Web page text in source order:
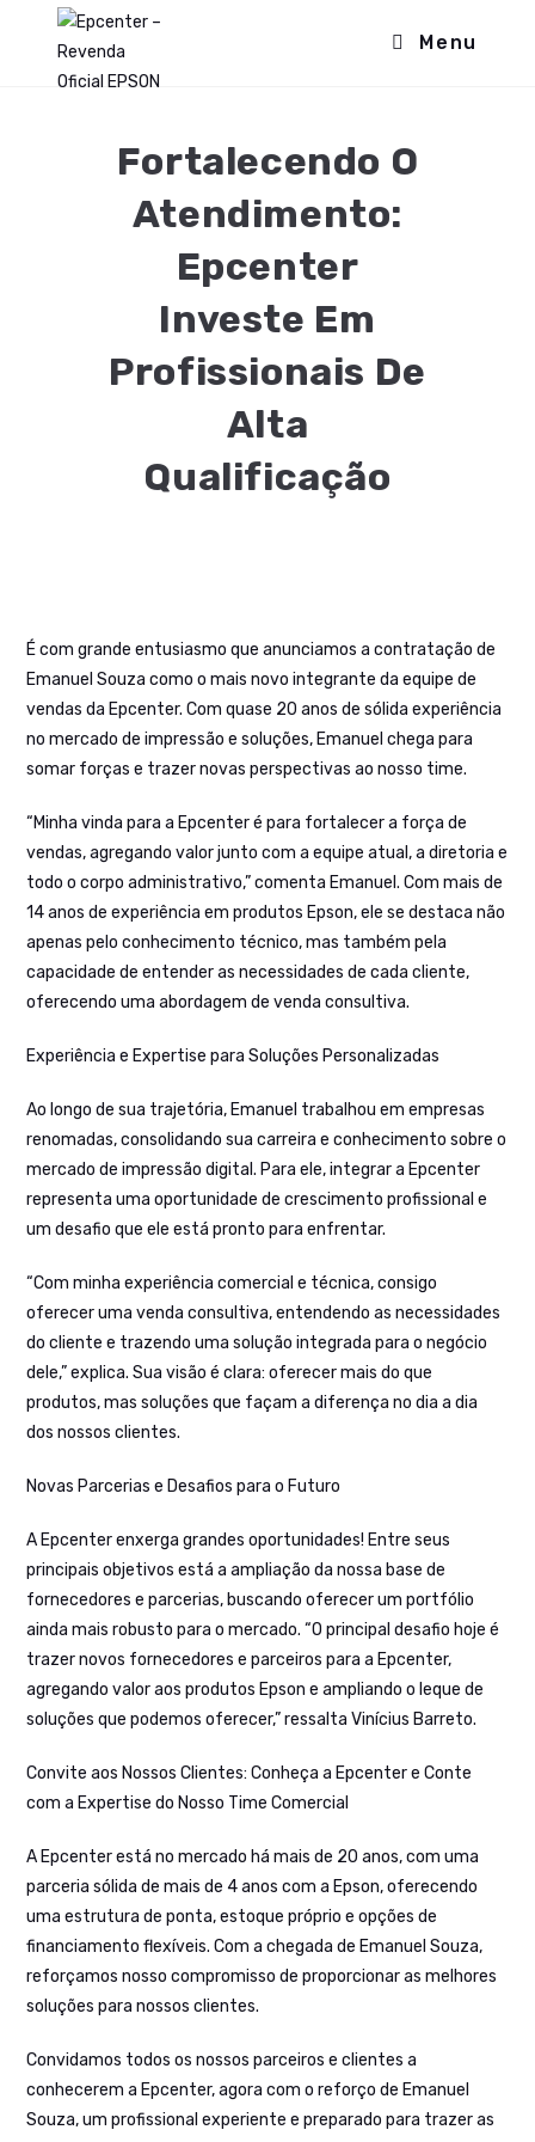
Menu
Fortalecendo O
Atendimento:
Epcenter
Investe Em
Profissionais De
Alta
Qualificação
É com grande entusiasmo que anunciamos a contratação de
Emanuel Souza como o mais novo integrante da equipe de
vendas da Epcenter. Com quase 20 anos de sólida experiência
no mercado de impressão e soluções, Emanuel chega para
somar forças e trazer novas perspectivas ao nosso time.
“Minha vinda para a Epcenter é para fortalecer a força de
vendas, agregando valor junto com a equipe atual, a diretoria e
todo o corpo administrativo,” comenta Emanuel. Com mais de
14 anos de experiência em produtos Epson, ele se destaca não
apenas pelo conhecimento técnico, mas também pela
capacidade de entender as necessidades de cada cliente,
oferecendo uma abordagem de venda consultiva.
Experiência e Expertise para Soluções Personalizadas
Ao longo de sua trajetória, Emanuel trabalhou em empresas
renomadas, consolidando sua carreira e conhecimento sobre o
mercado de impressão digital. Para ele, integrar a Epcenter
representa uma oportunidade de crescimento profissional e
um desafio que ele está pronto para enfrentar.
“Com minha experiência comercial e técnica, consigo
oferecer uma venda consultiva, entendendo as necessidades
do cliente e trazendo uma solução integrada para o negócio
dele,” explica. Sua visão é clara: oferecer mais do que
produtos, mas soluções que façam a diferença no dia a dia
dos nossos clientes.
Novas Parcerias e Desafios para o Futuro
A Epcenter enxerga grandes oportunidades! Entre seus
principais objetivos está a ampliação da nossa base de
fornecedores e parcerias, buscando oferecer um portfólio
ainda mais robusto para o mercado. “O principal desafio hoje é
trazer novos fornecedores e parceiros para a Epcenter,
agregando valor aos produtos Epson e ampliando o leque de
soluções que podemos oferecer,” ressalta Vinícius Barreto.
Convite aos Nossos Clientes: Conheça a Epcenter e Conte
com a Expertise do Nosso Time Comercial
A Epcenter está no mercado há mais de 20 anos, com uma
parceria sólida de mais de 4 anos com a Epson, oferecendo
uma estrutura de ponta, estoque próprio e opções de
financiamento flexíveis. Com a chegada de Emanuel Souza,
reforçamos nosso compromisso de proporcionar as melhores
soluções para nossos clientes.
Convidamos todos os nossos parceiros e clientes a
conhecerem a Epcenter, agora com o reforço de Emanuel
Souza, um profissional experiente e preparado para trazer as